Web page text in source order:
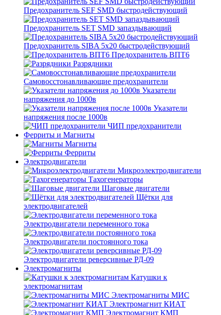
Предохранитель SEF SMD быстродействующий
Предохранитель SET SMD запаздывающий
Предохранитель SIBA 5x20 быстродействующий
Предохранитель ВПТ6
Разрядники
Самовосстонавливающие предохранители
Указатели
напряжения до 1000в
Указатели
напряжения после 1000в
ЧИП предохранители
Ферриты и Магниты
Магниты
Ферриты
Электродвигатели
Микроэлектродвигатели
Тахогенераторы
Шаговые двигатели
Щётки для
электродвигателей
Электродвигатели переменного тока
Электродвигатели постоянного тока
Электродвигатели реверсивные РД-09
Электромагниты
Катушки к
электромагнитам
Электромагниты МИС
Электромагнит КИАТ
Электромагнит КМП